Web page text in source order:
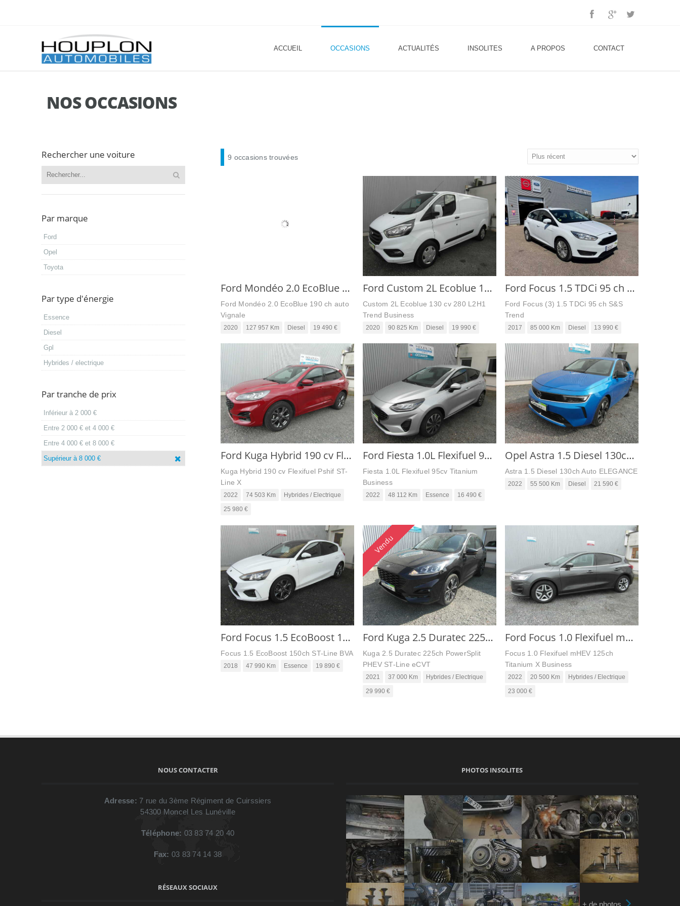
ACCUEIL OCCASIONS ACTUALITÉS INSOLITES A PROPOS CONTACT
NOS OCCASIONS
Rechercher une voiture
Par marque
ford
opel
toyota
Par type d'énergie
essence
diesel
gpl
hybrides / electrique
Par tranche de prix
inférieur à 2 000 €
entre 2 000 € et 4 000 €
entre 4 000 € et 8 000 €
supérieur à 8 000 €
9 occasions trouvées
Ford Mondéo 2.0 EcoBlue 190 ch auto Vignale
Ford Mondéo 2.0 EcoBlue 190 ch auto
Vignale
2020 127 957 Km Diesel 19 490 €
Ford Custom 2L Ecoblue 130 cv 280 L1H1 Trend Business
Custom 2L Ecoblue 130 cv 280 L2H1
Trend Business
2020 90 825 Km Diesel 19 990 €
Ford Focus 1.5 TDCi 95 ch S&S Trend
Ford Focus (3) 1.5 TDCi 95 ch S&S
Trend
2017 85 000 Km Diesel 13 990 €
Ford Kuga Hybrid 190 cv Flexifuel Pshif ST-Line X
Kuga Hybrid 190 cv Flexifuel Pshif ST-
Line X
2022 74 503 Km
Hybrides / Electrique
25 980 €
Ford Fiesta 1.0L Flexifuel 95cv Titanium Business
Fiesta 1.0L Flexifuel 95cv Titanium
Business
2022 48 112 Km Essence 16 490 €
Opel Astra 1.5 Diesel 130ch Auto ELEGANCE
Astra 1.5 Diesel 130ch Auto ELEGANCE
2022 55 500 Km Diesel 21 590 €
Ford Focus 1.5 EcoBoost 150ch ST-Line BVA
Focus 1.5 EcoBoost 150ch ST-Line BVA
2018 47 990 Km Essence 19 890 €
Vendu
Ford Kuga 2.5 Duratec 225ch PowerSplit PHEV ST-Line eCVT
Kuga 2.5 Duratec 225ch PowerSplit
PHEV ST-Line eCVT
2021 37 000 Km
Hybrides / Electrique
29 990 €
Ford Focus 1.0 Flexifuel mHEV 125ch Titanium X Business
Focus 1.0 Flexifuel mHEV 125ch
Titanium X Business
2022 20 500 Km
Hybrides / Electrique
23 000 €
NOUS CONTACTER
Adresse: 7 rue du 3ème Régiment de Cuirssiers
54300 Moncel Les Lunéville
Téléphone:03 83 74 20 40
Fax: 03 83 74 14 38
RÉSEAUX SOCIAUX
PHOTOS INSOLITES
+ de photos